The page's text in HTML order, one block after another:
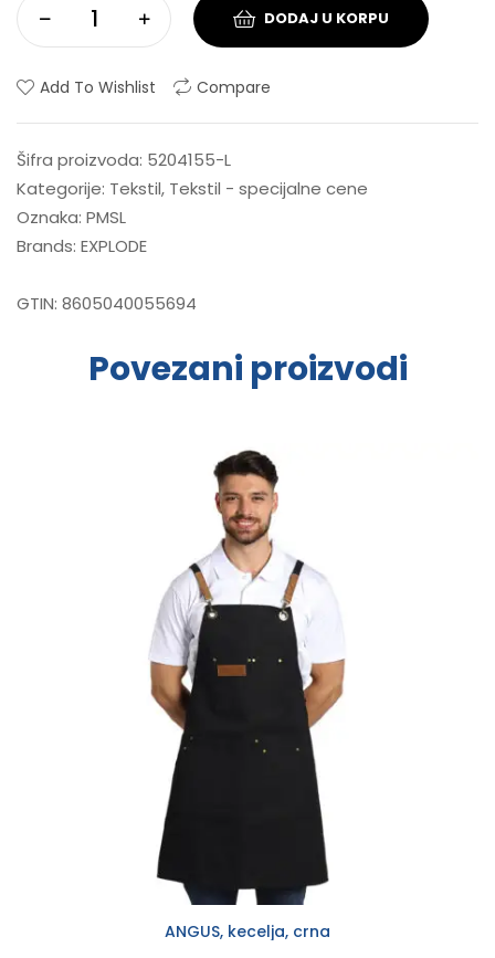
DODAJ U KORPU
Add To Wishlist Compare
Šifra proizvoda: 5204155-L
Kategorije: Tekstil, Tekstil - specijalne cene
Oznaka: PMSL
Brands: EXPLODE
GTIN: 8605040055694
Povezani proizvodi
ANGUS, kecelja, crna